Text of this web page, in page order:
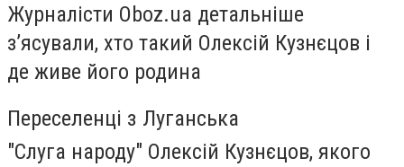
Журналісти Oboz.ua детальніше
з’ясували, хто такий Олексій Кузнєцов і
де живе його родина
Переселенці з Луганська
"Слуга народу" Олексій Кузнєцов, якого